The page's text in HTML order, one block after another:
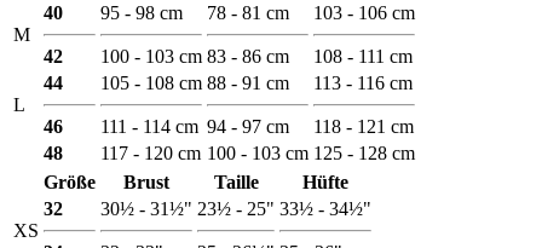
M
40
42
95 - 98 cm
100 - 103 cm
78 - 81 cm
83 - 86 cm
103 - 106 cm
108 - 111 cm
L
44
46
105 - 108 cm
111 - 114 cm
88 - 91 cm
94 - 97 cm
113 - 116 cm
118 - 121 cm
48
117 - 120 cm 100 - 103 cm 125 - 128 cm
Größe
Brust Taille Hüfte
XS
32 30½ - 31½" 23½ - 25" 33½ - 34½"